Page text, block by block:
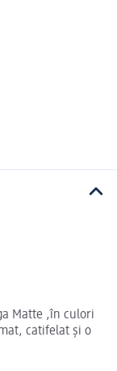
Matte ,în culori
catifelat și o